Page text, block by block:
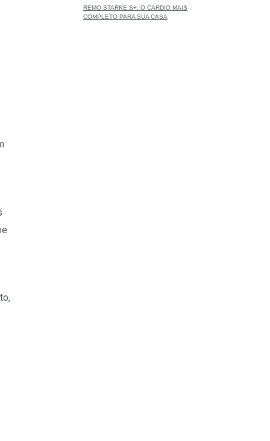
REMO STARKE S+: O CARDIO MAIS
COMPLETO PARA SUA CASA